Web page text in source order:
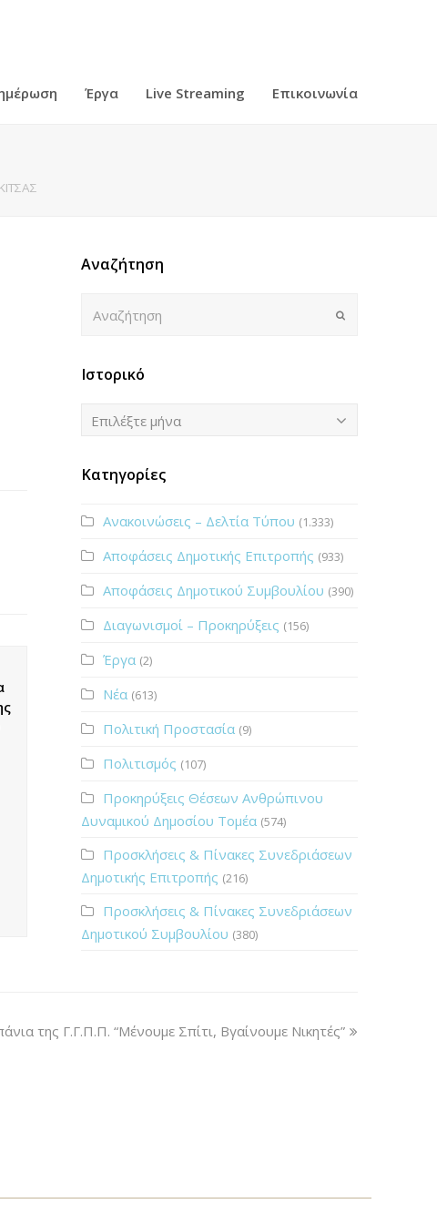
Έργα Live Streaming Επικοινωνία
Αναζήτηση
Ιστορικό
Ιστορικό
Επιλέξτε μήνα
Κατηγορίες
Ανακοινώσεις – Δελτία Τύπου (1.333)
Αποφάσεις Δημοτικής Επιτροπής (933)
Αποφάσεις Δημοτικού Συμβουλίου (390)
Διαγωνισμοί – Προκηρύξεις (156)
Έργα (2)
Νέα (613)
Πολιτική Προστασία (9)
Πολιτισμός (107)
Προκηρύξεις Θέσεων Ανθρώπινου
Δυναμικού Δημοσίου Τομέα (574)
Προσκλήσεις & Πίνακες Συνεδριάσεων
Δημοτικής Επιτροπής (216)
Προσκλήσεις & Πίνακες Συνεδριάσεων
Δημοτικού Συμβουλίου (380)
της Γ.Γ.Π.Π. “Μένουμε Σπίτι, Βγαίνουμε Νικητές”